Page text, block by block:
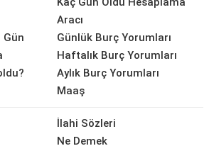
Gün
Aracı
Günlük Burç Yorumları
Haftalık Burç Yorumları
Aylık Burç Yorumları
Maaş
İlahi Sözleri
Ne Demek